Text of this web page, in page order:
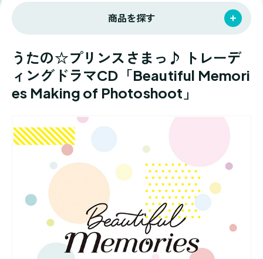
商品を探す
うたの☆プリンスさまっ♪ トレーデ
ィングドラマCD「Beautiful Memori
es Making of Photoshoot」